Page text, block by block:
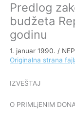
Predlog
budžeta
godinu
1. januar 1990. /
Originalna strana
IZVEŠTAJ
O PRIMLjENIM